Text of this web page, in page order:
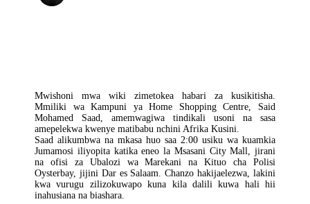
Mwishoni mwa wiki zimetokea habari za kusikitisha.
Mmiliki wa Kampuni ya Home Shopping Centre, Said
Mohamed Saad, amemwagiwa tindikali usoni na sasa
amepelekwa kwenye matibabu nchini Afrika Kusini.
Saad alikumbwa na mkasa huo saa 2:00 usiku wa kuamkia
Jumamosi iliyopita katika eneo la Msasani City Mall, jirani
na ofisi za Ubalozi wa Marekani na Kituo cha Polisi
Oysterbay, jijini Dar es Salaam. Chanzo hakijaelezwa, lakini
kwa vurugu zilizokuwapo kuna kila dalili kuwa hali hii
inahusiana na biashara.